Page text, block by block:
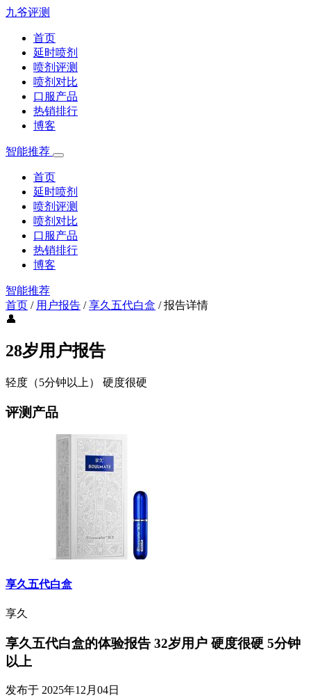
九爷评测
首页
延时喷剂
喷剂评测
喷剂对比
口服产品
热销排行
博客
智能推荐
首页
延时喷剂
喷剂评测
喷剂对比
口服产品
热销排行
博客
智能推荐
首页 / 用户报告 /享久五代白盒 /报告详情
👤
28岁用户报告
轻度（5分钟以上） 硬度很硬
评测产品
享久五代白盒
享久
享久五代白盒的体验报告 32岁用户 硬度很硬 5分钟
以上
发布于 2025年12月04日